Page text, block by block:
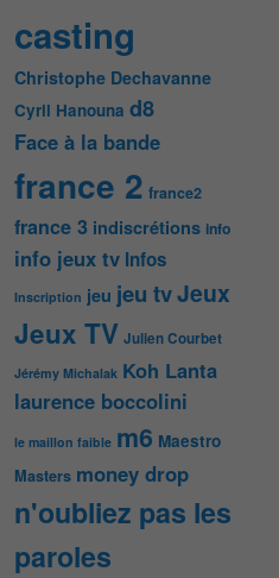
casting
Christophe Dechavanne
Cyril Hanouna d8
Face à la bande
france 2 france2
france 3 indiscrétions info
info jeux tv Infos
Inscription jeu jeu tvJeux
Jeux TV Julien Courbet
Jérémy Michalak Koh Lanta
laurence boccolini
le maillon faible m6 Maestro
Masters money drop
n'oubliez pas les
paroles